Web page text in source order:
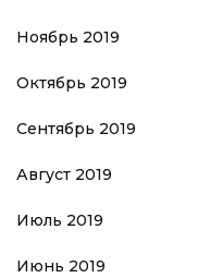
Ноябрь 2019
Октябрь 2019
Сентябрь 2019
Август 2019
Июль 2019
Июнь 2019